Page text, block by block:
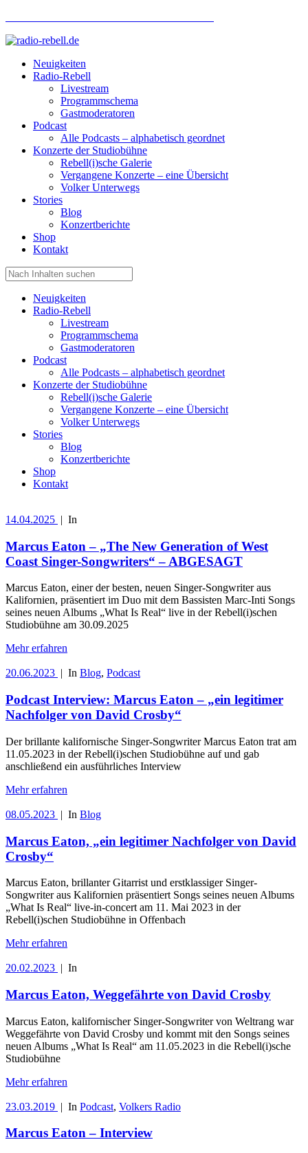
Neuigkeiten
Radio-Rebell
Livestream
Programmschema
Gastmoderatoren
Podcast
Alle Podcasts – alphabetisch geordnet
Konzerte der Studiobühne
Rebell(i)sche Galerie
Vergangene Konzerte – eine Übersicht
Volker Unterwegs
Stories
Blog
Konzertberichte
Shop
Kontakt
Neuigkeiten
Radio-Rebell
Livestream
Programmschema
Gastmoderatoren
Podcast
Alle Podcasts – alphabetisch geordnet
Konzerte der Studiobühne
Rebell(i)sche Galerie
Vergangene Konzerte – eine Übersicht
Volker Unterwegs
Stories
Blog
Konzertberichte
Shop
Kontakt
14.04.2025 | In
Marcus Eaton – „The New Generation of West
Coast Singer-Songwriters“ – ABGESAGT
Marcus Eaton, einer der besten, neuen Singer-Songwriter aus
Kalifornien, präsentiert im Duo mit dem Bassisten Marc-Inti Songs
seines neuen Albums „What Is Real“ live in der Rebell(i)schen
Studiobühne am 30.09.2025
Mehr erfahren
20.06.2023 | In Blog, Podcast
Podcast Interview: Marcus Eaton – „ein legitimer
Nachfolger von David Crosby“
Der brillante kalifornische Singer-Songwriter Marcus Eaton trat am
11.05.2023 in der Rebell(i)schen Studiobühne auf und gab
anschließend ein ausführliches Interview
Mehr erfahren
08.05.2023 | In Blog
Marcus Eaton, „ein legitimer Nachfolger von David
Crosby“
Marcus Eaton, brillanter Gitarrist und erstklassiger Singer-
Songwriter aus Kalifornien präsentiert Songs seines neuen Albums
„What Is Real“ live-in-concert am 11. Mai 2023 in der
Rebell(i)schen Studiobühne in Offenbach
Mehr erfahren
20.02.2023 | In
Marcus Eaton, Weggefährte von David Crosby
Marcus Eaton, kalifornischer Singer-Songwriter von Weltrang war
Weggefährte von David Crosby und kommt mit den Songs seines
neuen Albums „What Is Real“ am 11.05.2023 in die Rebell(i)sche
Studiobühne
Mehr erfahren
23.03.2019 | In Podcast, Volkers Radio
Marcus Eaton – Interview